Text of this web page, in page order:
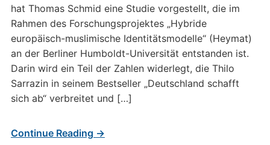
hat Thomas Schmid eine Studie vorgestellt, die im
Rahmen des Forschungsprojektes „Hybride
europäisch-muslimische Identitätsmodelle“ (Heymat)
an der Berliner Humboldt-Universität entstanden ist.
Darin wird ein Teil der Zahlen widerlegt, die Thilo
Sarrazin in seinem Bestseller „Deutschland schafft
sich ab“ verbreitet und […]
Continue Reading →